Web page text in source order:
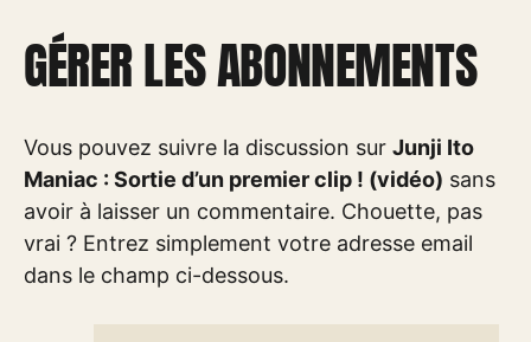
GÉRER LES ABONNEMENTS
Vous pouvez suivre la discussion sur Junji Ito
Maniac : Sortie d’un premier clip ! (vidéo) sans
avoir à laisser un commentaire. Chouette, pas
vrai ? Entrez simplement votre adresse email
dans le champ ci-dessous.